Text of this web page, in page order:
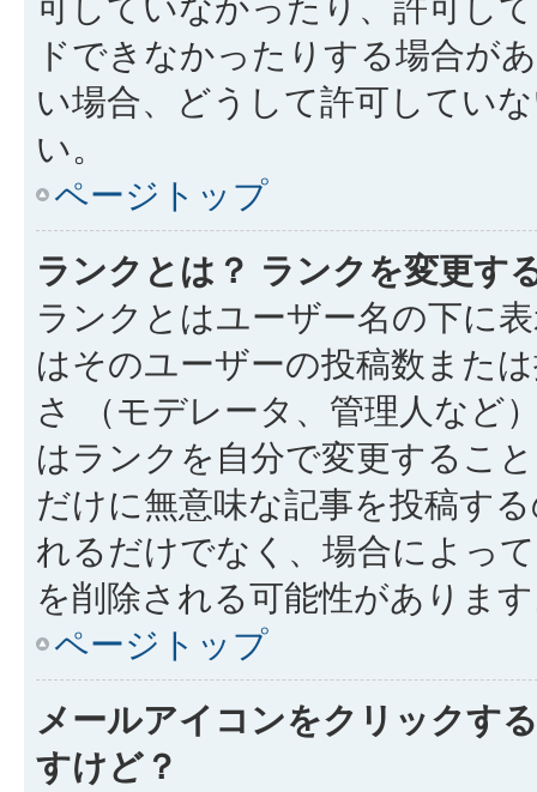
ドできなかったりする場合が
い場合、どうして許可してい
い。
ページトップ
ランクとは？ ランクを変更す
ランクとはユーザー名の下に
はそのユーザーの投稿数また
さ （モデレータ、管理人など
はランクを自分で変更するこ
だけに無意味な記事を投稿す
れるだけでなく、場合によっ
を削除される可能性がありま
ページトップ
メールアイコンをクリックす
すけど？